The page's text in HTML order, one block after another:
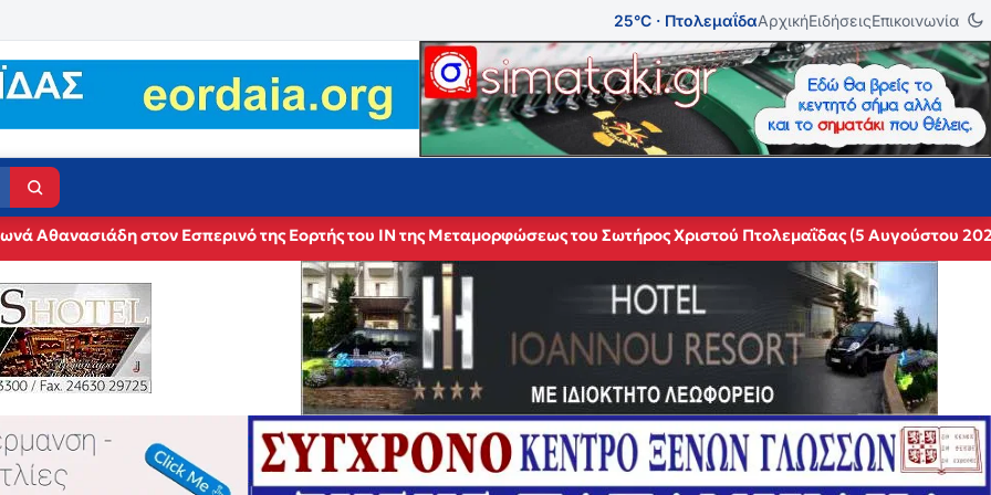
25°C · ΠτολεμαΐδαΑρχικήΕιδήσειςΕπικοινωνία
Αθανασιάδη στον Εσπερινό της Εορτής του ΙΝ της Μεταμορφώσεως του Σωτήρος Χριστού Πτολεμαΐδας (5 Αυγούστου